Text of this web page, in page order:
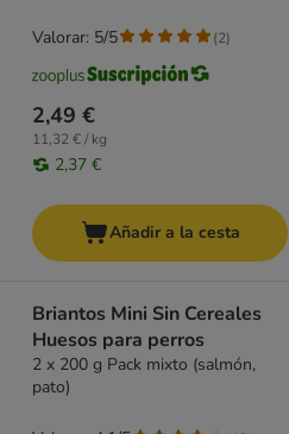
2,49 €
11,32 € / kg
2,37 €
Valorar: 5/5 (2)
Añadir a la cesta
Briantos Mini Sin Cereales
Huesos para perros
2 x 200 g Pack mixto (salmón,
pato)